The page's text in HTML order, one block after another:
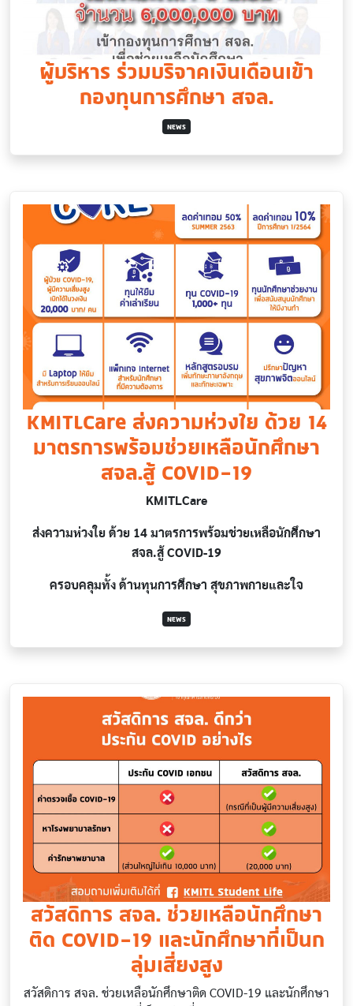
ผู้บริหาร ร่วมบริจาคเงินเดือนเข้า
กองทุนการศึกษา สจล.
NEWS
KMITLCare ส่งความห่วงใย ด้วย 14
มาตรการพร้อมช่วยเหลือนักศึกษา
สจล.สู้ COVID-19
KMITLCare
ส่งความห่วงใย ด้วย 14 มาตรการพร้อมช่วยเหลือนักศึกษา
สจล.สู้ COVID-19
ครอบคลุมทั้ง ด้านทุนการศึกษา สุขภาพกายและใจ
NEWS
สวัสดิการ สจล. ช่วยเหลือนักศึกษา
ติด COVID-19 และนักศึกษาที่เป็นก
ลุ่มเสี่ยงสูง
สวัสดิการ สจล. ช่วยเหลือนักศึกษาติด COVID-19 และนักศึกษา